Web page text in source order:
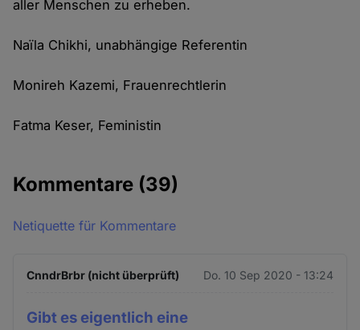
aller Menschen zu erheben.
Naïla Chikhi, unabhängige Referentin
Monireh Kazemi, Frauenrechtlerin
Fatma Keser, Feministin
Kommentare (39)
Netiquette für Kommentare
CnndrBrbr (nicht überprüft) Do. 10 Sep 2020 - 13:24
Gibt es eigentlich eine